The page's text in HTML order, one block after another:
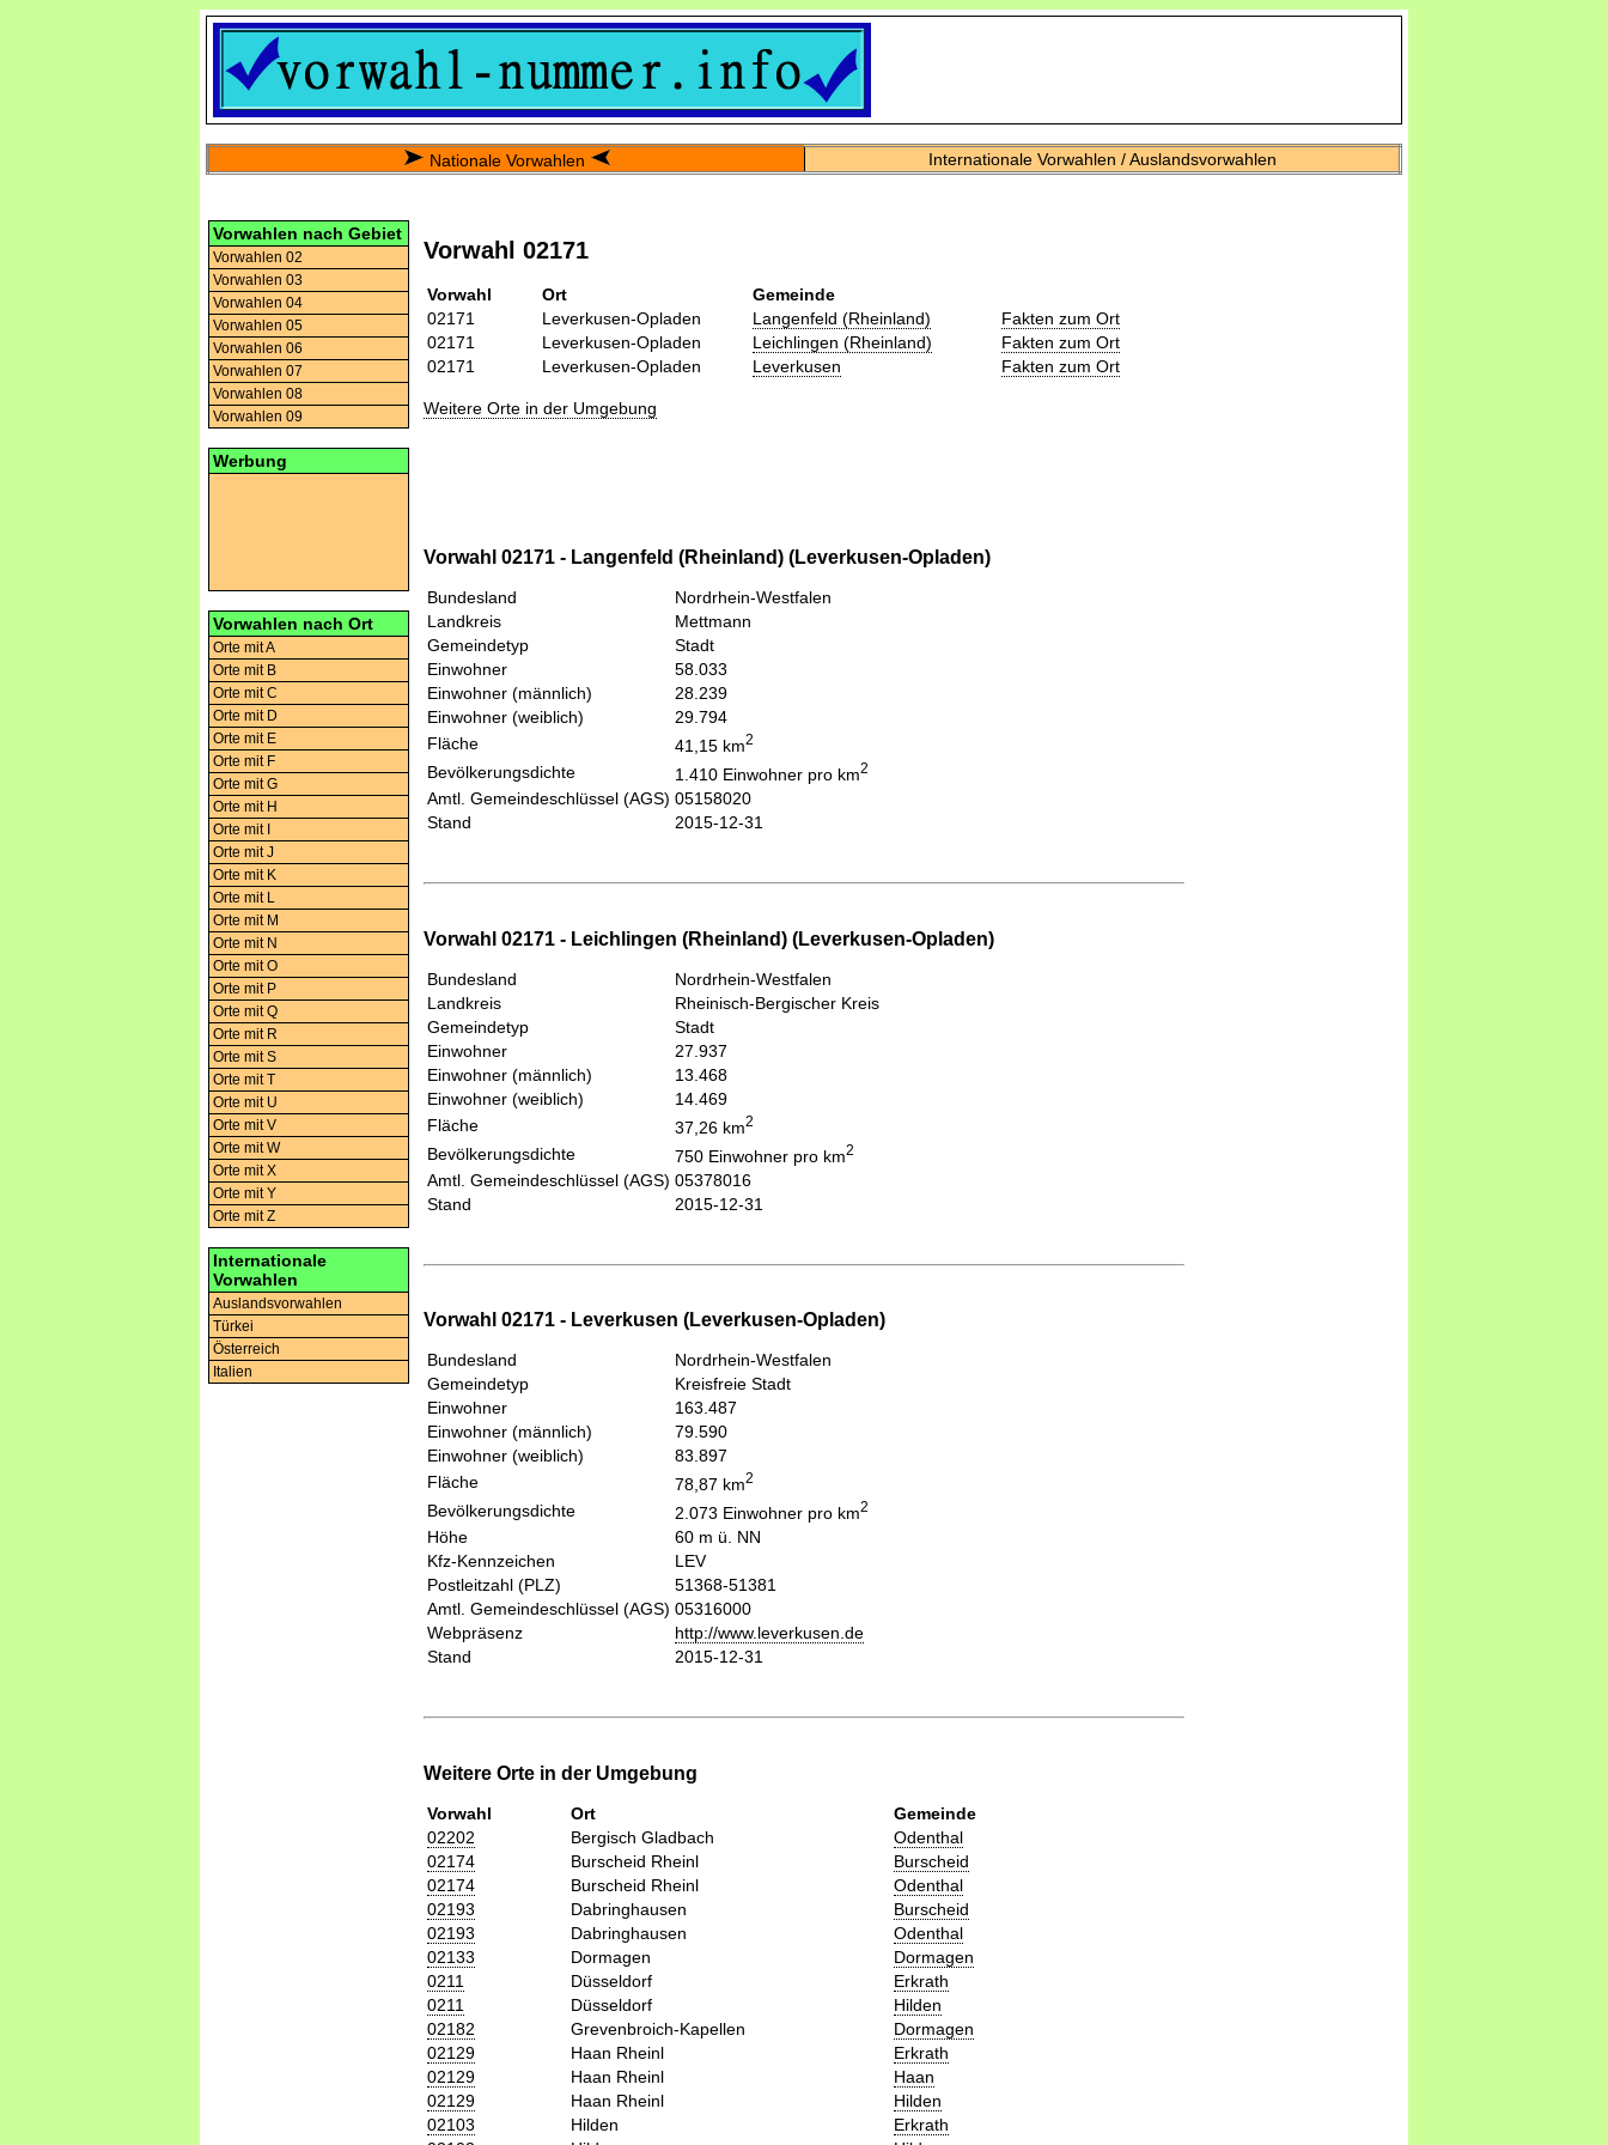
Nationale Vorwahlen Internationale Vorwahlen / Auslandsvorwahlen
Vorwahlen nach Gebiet
Vorwahlen 02
Vorwahlen 03
Vorwahlen 04
Vorwahlen 05
Vorwahlen 06
Vorwahlen 07
Vorwahlen 08
Vorwahlen 09
Werbung
Vorwahlen nach Ort
Orte mit A
Orte mit B
Orte mit C
Orte mit D
Orte mit E
Orte mit F
Orte mit G
Orte mit H
Orte mit I
Orte mit J
Orte mit K
Orte mit L
Orte mit M
Orte mit N
Orte mit O
Orte mit P
Orte mit Q
Orte mit R
Orte mit S
Orte mit T
Orte mit U
Orte mit V
Orte mit W
Orte mit X
Orte mit Y
Orte mit Z
Internationale
Vorwahlen
Auslandsvorwahlen
Türkei
Österreich
Italien
Vorwahl 02171
Vorwahl Ort
Gemeinde
02171
Leverkusen-Opladen Langenfeld (Rheinland)
Fakten zum Ort
02171
Leverkusen-Opladen Leichlingen (Rheinland)
Fakten zum Ort
02171
Leverkusen-Opladen Leverkusen Fakten zum Ort
Weitere Orte in der Umgebung
Vorwahl 02171 - Langenfeld (Rheinland) (Leverkusen-Opladen)
Bundesland
Nordrhein-Westfalen
Landkreis
Mettmann
Gemeindetyp
Stadt
Einwohner
58.033
Einwohner (männlich)
28.239
Einwohner (weiblich)
29.794
Fläche
41,15 km2
Bevölkerungsdichte 1.410 Einwohner pro km2
Amtl. Gemeindeschlüssel (AGS) 05158020
Stand
2015-12-31
Vorwahl 02171 - Leichlingen (Rheinland) (Leverkusen-Opladen)
Bundesland
Nordrhein-Westfalen
Landkreis
Rheinisch-Bergischer Kreis
Gemeindetyp
Stadt
Einwohner
27.937
Einwohner (männlich)
13.468
Einwohner (weiblich)
14.469
Fläche
37,26 km2
Bevölkerungsdichte 750 Einwohner pro km2
Amtl. Gemeindeschlüssel (AGS) 05378016
Stand
2015-12-31
Vorwahl 02171 - Leverkusen (Leverkusen-Opladen)
Bundesland
Nordrhein-Westfalen
Gemeindetyp
Kreisfreie Stadt
Einwohner
163.487
Einwohner (männlich)
79.590
Einwohner (weiblich)
83.897
Fläche
78,87 km2
Bevölkerungsdichte 2.073 Einwohner pro km2
Höhe
60 m ü. NN
Kfz-Kennzeichen
LEV
Postleitzahl (PLZ)
51368-51381
Amtl. Gemeindeschlüssel (AGS) 05316000
Webpräsenz
http://www.leverkusen.de
Stand
2015-12-31
Weitere Orte in der Umgebung
Vorwahl Ort
Gemeinde
02202
Bergisch Gladbach
Odenthal
02174
Burscheid Rheinl
Burscheid
02174
Burscheid Rheinl
Odenthal
02193
Dabringhausen
Burscheid
02193
Dabringhausen
Odenthal
02133
Dormagen
Dormagen
0211
Düsseldorf
Erkrath
0211
Düsseldorf
Hilden
02182
Grevenbroich-Kapellen
Dormagen
02129
Haan Rheinl
Erkrath
02129
Haan Rheinl
Haan
02129
Haan Rheinl
Hilden
02103
Hilden
Erkrath